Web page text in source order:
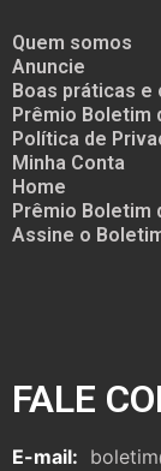
Quem somos
Anuncie
Boas práticas e
Prêmio Boletim
Política de
Minha Conta
Home
Prêmio Boletim
Assine o
FALE
E-mail: